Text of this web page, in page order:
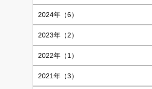
2024年（6）
2023年（2）
2022年（1）
2021年（3）